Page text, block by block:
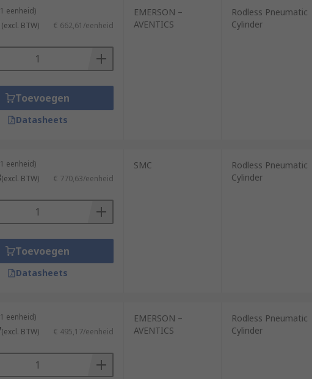
eenheid)
(excl. BTW) € 662,61/eenheid
Toevoegen
Datasheets
EMERSON –
AVENTICS
Rodless Pneumatic
Cylinder
eenheid)
(excl. BTW) € 770,63/eenheid
Toevoegen
Datasheets
SMC
Rodless Pneumatic
Cylinder
eenheid)
(excl. BTW) € 495,17/eenheid
EMERSON –
AVENTICS
Rodless Pneumatic
Cylinder